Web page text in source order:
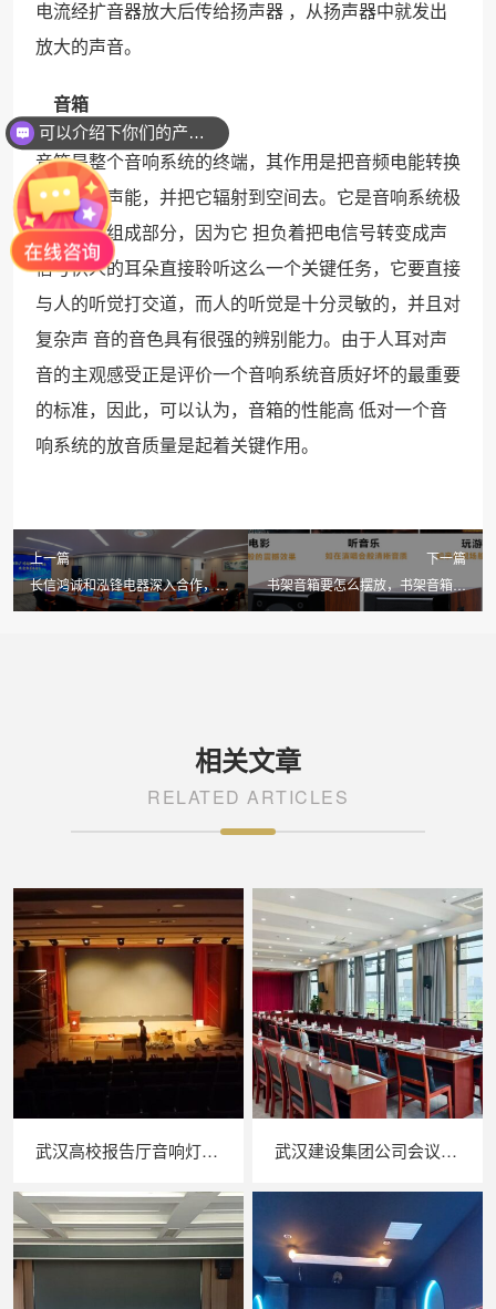
电流经扩音器放大后传给扬声器 ，从扬声器中就发出
放大的声音。
音箱
音箱是整个音响系统的终端，其作用是把音频电能转换
成相应的声能，并把它辐射到空间去。它是音响系统极
其重要的组成部分，因为它 担负着把电信号转变成声
信号供人的耳朵直接聆听这么一个关键任务，它要直接
与人的听觉打交道，而人的听觉是十分灵敏的，并且对
复杂声 音的音色具有很强的辨别能力。由于人耳对声
音的主观感受正是评价一个音响系统音质好坏的最重要
的标准，因此，可以认为，音箱的性能高 低对一个音
响系统的放音质量是起着关键作用。
上一篇
长信鸿诚和泓锋电器深入合作，
2015打造太空舞专业音响和多媒
下一篇
书架音箱要怎么摆放，书架音箱摆
放方法。
相关文章
RELATED ARTICLES
武汉高校报告厅音响灯光工程案例 武汉建设集团公司会议音响系统
可以介绍下你们的产品么？